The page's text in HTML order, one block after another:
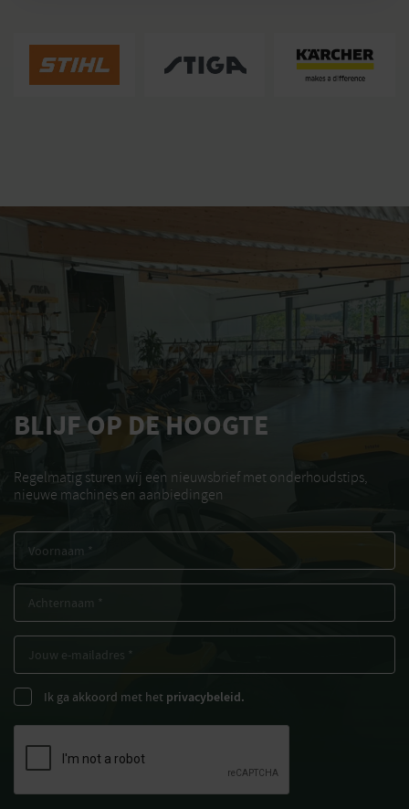
BLIJF OP DE HOOGTE
Regelmatig sturen wij een nieuwsbrief met onderhoudstips,
nieuwe machines en aanbiedingen
Ik ga akkoord met het privacybeleid.